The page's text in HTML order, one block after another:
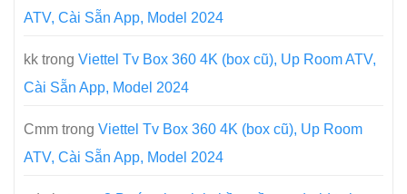
ATV, Cài Sẵn App, Model 2024
kk trong Viettel Tv Box 360 4K (box cũ), Up Room ATV,
Cài Sẵn App, Model 2024
Cmm trong Viettel Tv Box 360 4K (box cũ), Up Room
ATV, Cài Sẵn App, Model 2024